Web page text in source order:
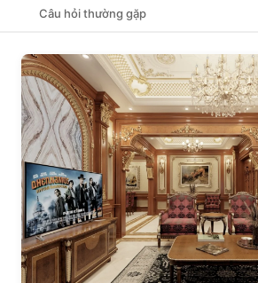
Câu hỏi thường gặp